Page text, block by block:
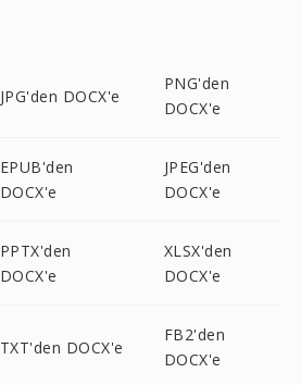
JPG'den DOCX'e
PNG'den
DOCX'e
EPUB'den
DOCX'e
JPEG'den
DOCX'e
PPTX'den
DOCX'e
XLSX'den
DOCX'e
TXT'den DOCX'e
FB2'den
DOCX'e